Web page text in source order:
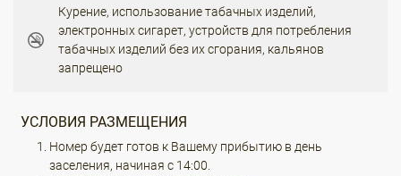
Курение, использование табачных изделий,
электронных сигарет, устройств для потребления
табачных изделий без их сгорания, кальянов
запрещено
УСЛОВИЯ РАЗМЕЩЕНИЯ
Номер будет готов к Вашему прибытию в день
заселения, начиная с 14:00.